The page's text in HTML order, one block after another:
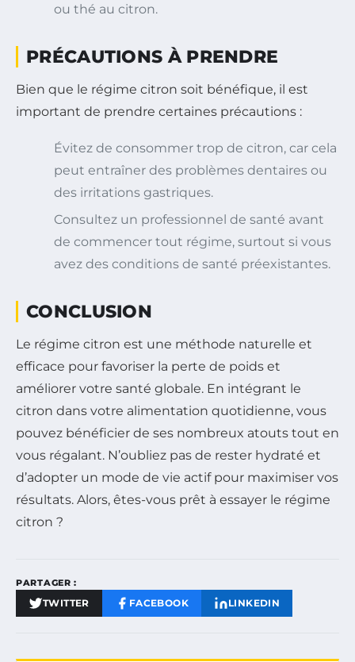
ou thé au citron.
PRÉCAUTIONS À PRENDRE
Bien que le régime citron soit bénéfique, il est
important de prendre certaines précautions :
Évitez de consommer trop de citron, car cela
peut entraîner des problèmes dentaires ou
des irritations gastriques.
Consultez un professionnel de santé avant
de commencer tout régime, surtout si vous
avez des conditions de santé préexistantes.
CONCLUSION
Le régime citron est une méthode naturelle et
efficace pour favoriser la perte de poids et
améliorer votre santé globale. En intégrant le
citron dans votre alimentation quotidienne, vous
pouvez bénéficier de ses nombreux atouts tout en
vous régalant. N’oubliez pas de rester hydraté et
d’adopter un mode de vie actif pour maximiser vos
résultats. Alors, êtes-vous prêt à essayer le régime
citron ?
PARTAGER :
TWITTER FACEBOOK LINKEDIN